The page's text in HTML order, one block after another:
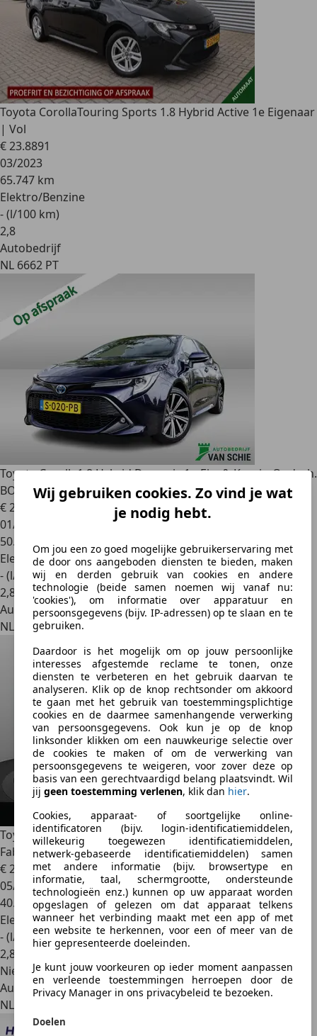
Wij gebruiken cookies. Zo vind je wat
je nodig hebt.
Om jou een zo goed mogelijke gebruikerservaring met
de door ons aangeboden diensten te bieden, maken
wij en derden gebruik van cookies en andere
technologie (beide samen noemen wij vanaf nu:
'cookies'), om informatie over apparatuur en
persoonsgegevens (bijv. IP-adressen) op te slaan en te
gebruiken.
Daardoor is het mogelijk om op jouw persoonlijke
interesses afgestemde reclame te tonen, onze
diensten te verbeteren en het gebruik daarvan te
analyseren. Klik op de knop rechtsonder om akkoord
te gaan met het gebruik van toestemmingsplichtige
cookies en de daarmee samenhangende verwerking
van persoonsgegevens. Ook kun je op de knop
linksonder klikken om een nauwkeurige selectie over
de cookies te maken of om de verwerking van
persoonsgegevens te weigeren, voor zover deze op
basis van een gerechtvaardigd belang plaatsvindt. Wil
jij geen toestemming verlenen, klik dan hier.
Cookies, apparaat- of soortgelijke online-
identificatoren (bijv. login-identificatiemiddelen,
willekeurig toegewezen identificatiemiddelen,
netwerk-gebaseerde identificatiemiddelen) samen
met andere informatie (bijv. browsertype en
informatie, taal, schermgrootte, ondersteunde
technologieën enz.) kunnen op uw apparaat worden
opgeslagen of gelezen om dat apparaat telkens
wanneer het verbinding maakt met een app of met
een website te herkennen, voor een of meer van de
hier gepresenteerde doeleinden.
Je kunt jouw voorkeuren op ieder moment aanpassen
en verleende toestemmingen herroepen door de
Privacy Manager in ons privacybeleid te bezoeken.
Doelen
Toyota CorollaTouring Sports 1.8 Hybrid Active 1e Eigenaar
| Vol
€ 23.8891
03/2023
65.747 km
Elektro/Benzine
- (l/100 km)
2,8
Autobedrijf
NL 6662 PT
Toyota Corolla1.8 Hybrid Dynamic 1e-Eig. & Keurig-Onderh.
BOVAG-
€ 23.900
01/2023
50.749 km
Elektro/Benzine
- (l/100 km)
2,8
Autobedrijf
NL 2394 CG
Toyota CorollaTouring Sports Hybrid 140 Active |
FabrieksGaranti
€ 25.7501
05/2024
40.402 km
Elektro/Benzine
- (l/100 km)
2,8
Nieuw
Autobedrijf
NL 7905 SE